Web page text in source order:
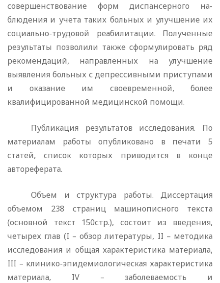
совершенствование форм диспансерного на­
блюдения и учета таких больных и улучшение их
социально-трудовой реабилитации. Полученные
результаты позволили также сформулировать ряд
рекомендаций, направленных на улучшение
выявления больных с депрессивными приступами
и оказание им своевременной, более
квалифицированной ме­дицинской помощи.
Публикация результатов исследования. По
материалам работы опубликовано в печати 5
статей, список которых при­водится в конце
автореферата.
Объем и структура работы. Диссертация
объемом 238 страниц машинописного текста
(основной текст 150стр.), состоит из введения,
четырех глав (I – обзор литературы, II – методика
исследования и общая характеристика мате­риала,
III – клинико-эпидемиологическая характеристика
материала, IV– заболеваемость и